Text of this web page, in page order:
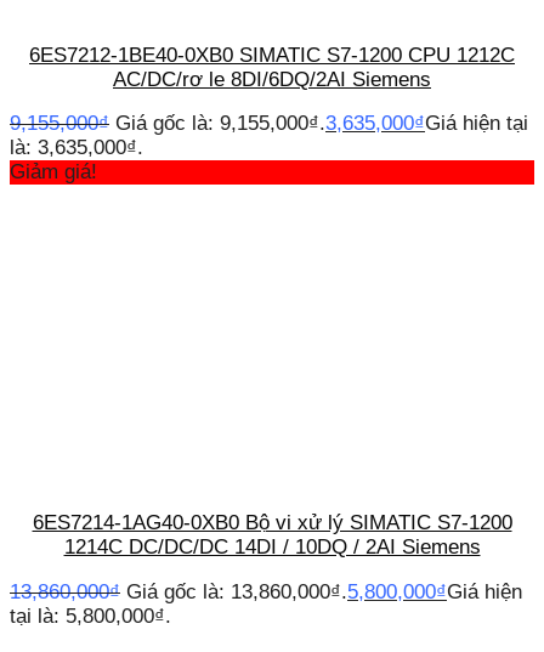
6ES7212-1BE40-0XB0 SIMATIC S7-1200 CPU 1212C
AC/DC/rơ le 8DI/6DQ/2AI Siemens
9,155,000₫ Giá gốc là: 9,155,000₫.3,635,000₫Giá hiện tại
là: 3,635,000₫.
Giảm giá!
6ES7214-1AG40-0XB0 Bộ vi xử lý SIMATIC S7-1200
1214C DC/DC/DC 14DI / 10DQ / 2AI Siemens
13,860,000₫ Giá gốc là: 13,860,000₫.5,800,000₫Giá hiện
tại là: 5,800,000₫.